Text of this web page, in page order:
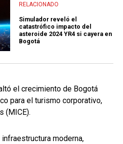
RELACIONADO
Simulador reveló el
catastrófico impacto del
asteroide 2024 YR4 si cayera en
Bogotá
el crecimiento de Bogotá
para el turismo corporativo,
(MICE).
infraestructura moderna,